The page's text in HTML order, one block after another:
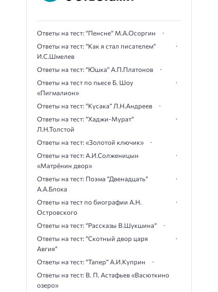
Ответы на тест: “Пенсне” М.А.Осоргин
Ответы на тест: “Как я стал писателем”
И.С.Шмелев
Ответы на тест: “Юшка” А.П.Платонов
Ответы на тест по пьесе Б. Шоу
«Пигмалион»
Ответы на тест: “Кусака” Л.Н.Андреев
Ответы на тест: “Хаджи-Мурат”
Л.Н.Толстой
Ответы на тест: «Золотой ключик»
Ответы на тест: А.И.Солженицын
«Матрёнин двор»
Ответы на тест: Поэма “Двенадцать”
А.А.Блока
Ответы на тест по биографии А.Н.
Островского
Ответы на тест: “Рассказы В.Шукшина”
Ответы на тест: “Скотный двор царя
Авгия”
Ответы на тест: “Тапер” А.И.Куприн
Ответы на тест: В. П. Астафьев «Васюткино
озеро»